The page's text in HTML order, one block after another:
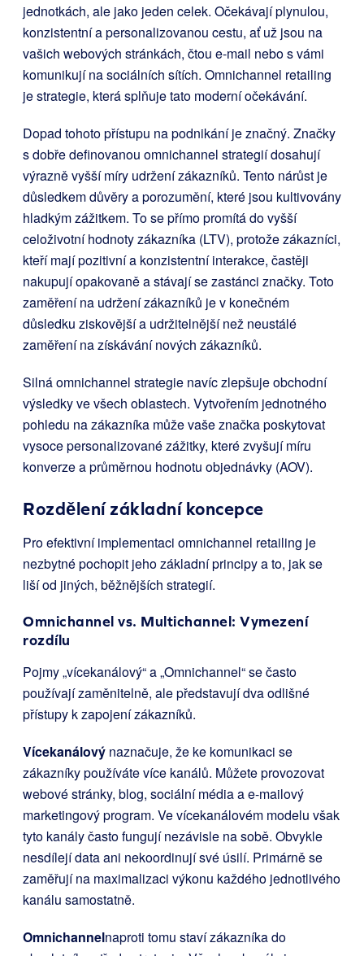
jednotkách, ale jako jeden celek. Očekávají plynulou,
konzistentní a personalizovanou cestu, ať už jsou na
vašich webových stránkách, čtou e-mail nebo s vámi
komunikují na sociálních sítích. Omnichannel retailing
je strategie, která splňuje tato moderní očekávání.
Dopad tohoto přístupu na podnikání je značný. Značky
s dobře definovanou omnichannel strategií dosahují
výrazně vyšší míry udržení zákazníků. Tento nárůst je
důsledkem důvěry a porozumění, které jsou kultivovány
hladkým zážitkem. To se přímo promítá do vyšší
celoživotní hodnoty zákazníka (LTV), protože zákazníci,
kteří mají pozitivní a konzistentní interakce, častěji
nakupují opakovaně a stávají se zastánci značky. Toto
zaměření na udržení zákazníků je v konečném
důsledku ziskovější a udržitelnější než neustálé
zaměření na získávání nových zákazníků.
Silná omnichannel strategie navíc zlepšuje obchodní
výsledky ve všech oblastech. Vytvořením jednotného
pohledu na zákazníka může vaše značka poskytovat
vysoce personalizované zážitky, které zvyšují míru
konverze a průměrnou hodnotu objednávky (AOV).
Rozdělení základní koncepce
Pro efektivní implementaci omnichannel retailing je
nezbytné pochopit jeho základní principy a to, jak se
liší od jiných, běžnějších strategií.
Omnichannel vs. Multichannel: Vymezení
rozdílu
Pojmy „vícekanálový“ a „Omnichannel“ se často
používají zaměnitelně, ale představují dva odlišné
přístupy k zapojení zákazníků.
Vícekanálový naznačuje, že ke komunikaci se
zákazníky používáte více kanálů. Můžete provozovat
webové stránky, blog, sociální média a e-mailový
marketingový program. Ve vícekanálovém modelu však
tyto kanály často fungují nezávisle na sobě. Obvykle
nesdílejí data ani nekoordinují své úsilí. Primárně se
zaměřují na maximalizaci výkonu každého jednotlivého
kanálu samostatně.
Omnichannelnaproti tomu staví zákazníka do